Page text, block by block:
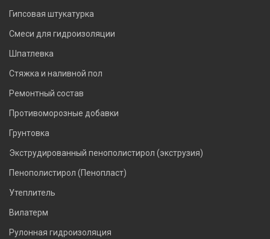
Гипсовая штукатурка
Смеси для гидроизоляции
Шпатлевка
Стяжка и наливной пол
Ремонтный состав
Противоморозные добавки
Грунтовка
Экструдированный пенополистирол (экструзия)
Пенополистирол (Пенопласт)
Утеплитель
Вилатерм
Рулонная гидроизоляция